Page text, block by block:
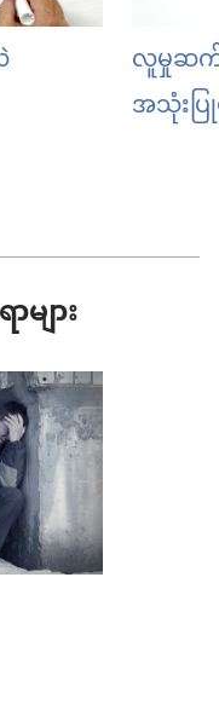
လူမှုဆ
အသုံးပြု
ျား